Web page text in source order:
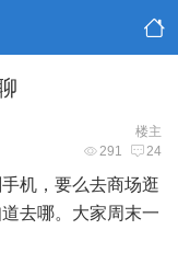
楼主
291 24
机，要么去商场逛
去哪。大家周末一